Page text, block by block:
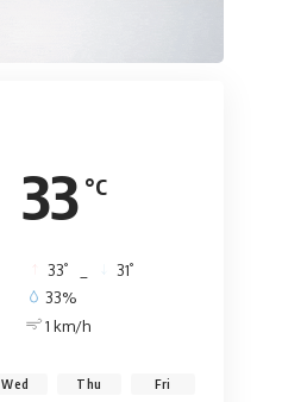
33 °C
33° 31°
33%
1 km/h
Wed Thu Fri